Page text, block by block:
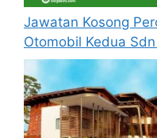
Jawatan Kosong
Otomobil Kedua